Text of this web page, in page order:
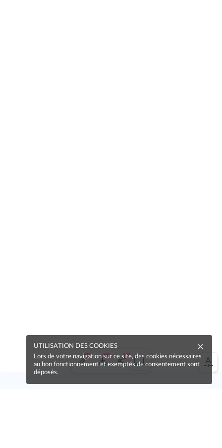
UTILISATION DES COOKIES
Lors de votre navigation sur ce site, des cookies nécessaires
au bon fonctionnement et exemptés de consentement sont
déposés.